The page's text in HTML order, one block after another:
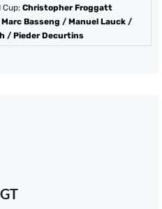
Cup: Christopher Froggatt
Marc Basseng / Manuel Lauck /
/ Pieder Decurtins